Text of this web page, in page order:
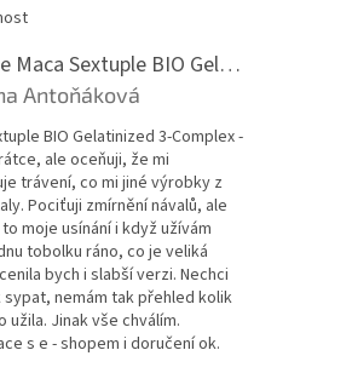
Vitalvibe Maca Sextuple BIO Gelatinized 3-Complex, 60 kapslí
produktu je 5 z 5 hvězdiček.
Antoňáková
BIO Gelatinized 3-Complex -
ale oceňuji, že mi
trávení, co mi jiné výrobky z
Pociťuji zmírnění návalů, ale
moje usínání i když užívám
tobolku ráno, co je veliká
bych i slabší verzi. Nechci
nemám tak přehled kolik
užila. Jinak vše chválím.
s e - shopem i doručení ok.